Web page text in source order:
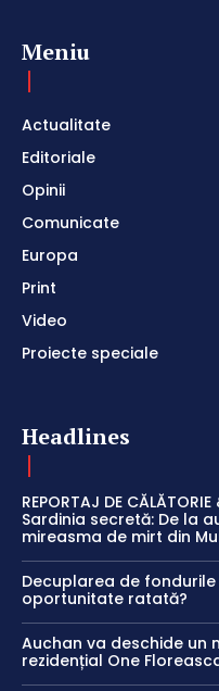
Meniu
Actualitate
Editoriale
Opinii
Comunicate
Europa
Print
Video
Proiecte speciale
Headlines
REPORTAJ DE
Sardinia secretă: De la
mireasma de mirt din
Decuplarea de
oportunitate ratată?
Auchan va deschide un
rezidențial One